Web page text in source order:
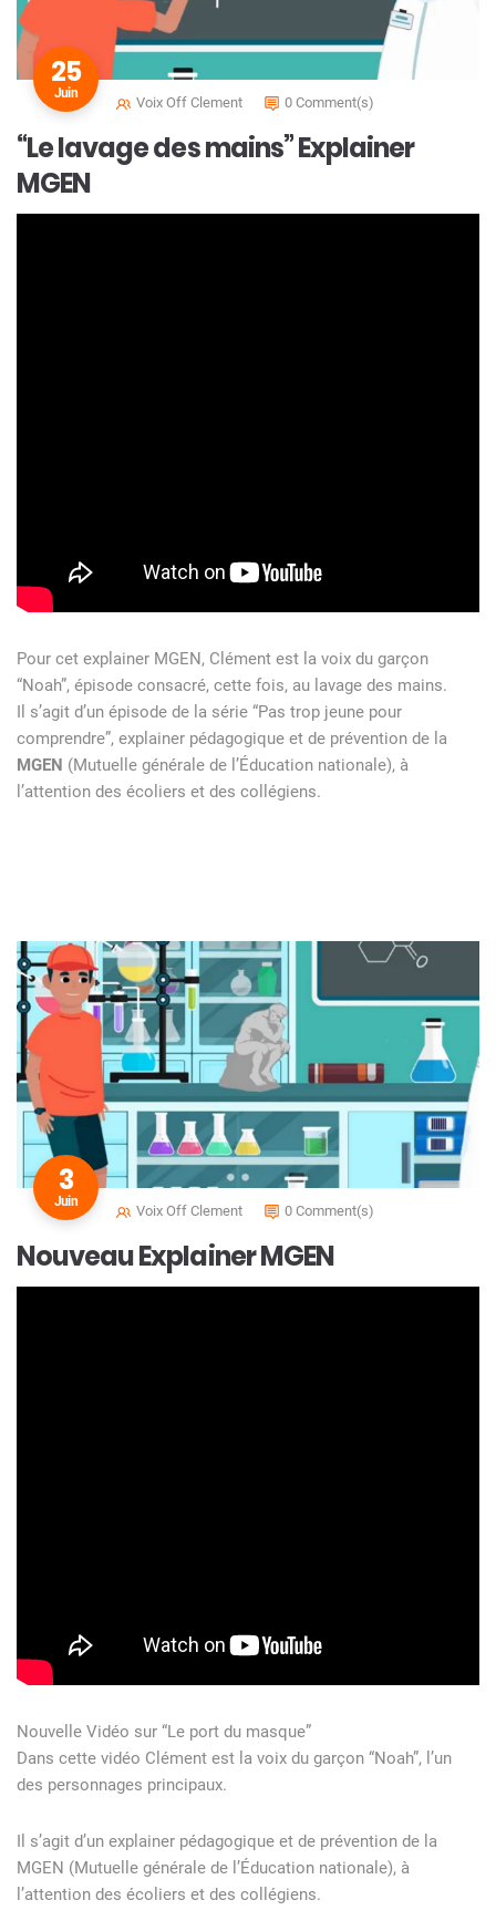
25
Juin
Voix Off Clement 0 Comment(s)
“Le lavage des mains” Explainer
MGEN
Pour cet explainer MGEN, Clément est la voix du garçon
“Noah”, épisode consacré, cette fois, au lavage des mains.
Il s’agit d’un épisode de la série “Pas trop jeune pour
comprendre”, explainer pédagogique et de prévention de la
MGEN (Mutuelle générale de l’Éducation nationale), à
l’attention des écoliers et des collégiens.
3
Juin
Voix Off Clement 0 Comment(s)
Nouveau Explainer MGEN
Nouvelle Vidéo sur “Le port du masque”
Dans cette vidéo Clément est la voix du garçon “Noah”, l’un
des personnages principaux.
Il s’agit d’un explainer pédagogique et de prévention de la
MGEN (Mutuelle générale de l’Éducation nationale), à
l’attention des écoliers et des collégiens.